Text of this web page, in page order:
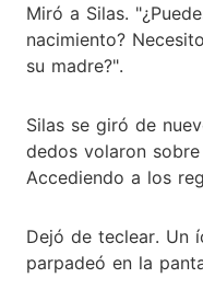
Miró a Silas.
nacimiento?
su madre?".
Silas se giró de
dedos volaron
Accediendo a los
Dejó de teclear. Un
parpadeó en la